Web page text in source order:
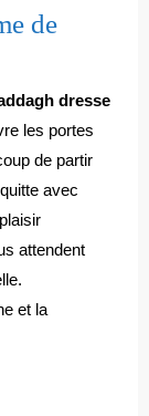
de
dresse
les portes
de partir
avec
attendent
et la